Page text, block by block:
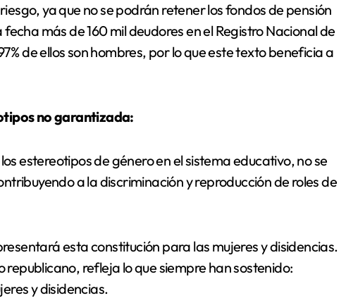
ya que no se podrán retener los fondos de pensión
más de 160 mil deudores en el Registro Nacional de
de ellos son hombres, por lo que este texto beneficia a
no garantizada:
estereotipos de género en el sistema educativo, no se
a la discriminación y reproducción de roles de
esta constitución para las mujeres y disidencias.
refleja lo que siempre han sostenido:
y disidencias.